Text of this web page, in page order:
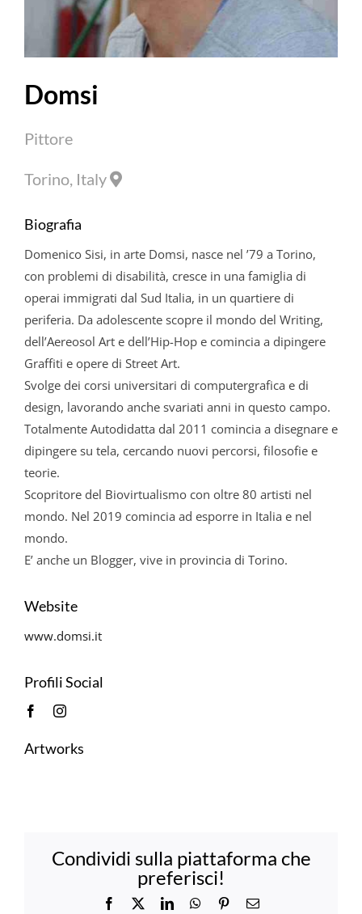
Domsi
Pittore
Torino, Italy
Biografia
Domenico Sisi, in arte Domsi, nasce nel ’79 a Torino,
con problemi di disabilità, cresce in una famiglia di
operai immigrati dal Sud Italia, in un quartiere di
periferia. Da adolescente scopre il mondo del Writing,
dell’Aereosol Art e dell’Hip-Hop e comincia a dipingere
Graffiti e opere di Street Art.
Svolge dei corsi universitari di computergrafica e di
design, lavorando anche svariati anni in questo campo.
Totalmente Autodidatta dal 2011 comincia a disegnare e
dipingere su tela, cercando nuovi percorsi, filosofie e
teorie.
Scopritore del Biovirtualismo con oltre 80 artisti nel
mondo. Nel 2019 comincia ad esporre in Italia e nel
mondo.
E’ anche un Blogger, vive in provincia di Torino.
Website
www.domsi.it
Profili Social
Artworks
Condividi sulla piattaforma che
preferisci!
Facebook LinkedInWhatsApp
PinterestEmail